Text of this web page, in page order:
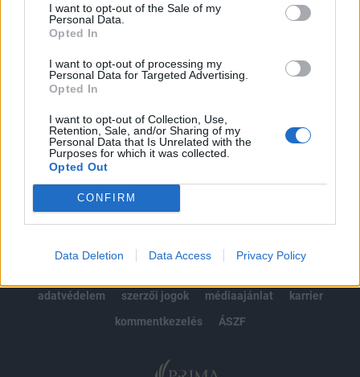
I want to opt-out of the Sale of my
Personal Data.
Opted In
I want to opt-out of processing my
Personal Data for Targeted Advertising.
Opted In
I want to opt-out of Collection, Use,
Retention, Sale, and/or Sharing of my
Personal Data that Is Unrelated with the
Purposes for which it was collected.
Opted Out
CONFIRM
Data Deletion Data Access Privacy Policy
kötéslistái
Előfizetés
MÁR ELŐFIZETŐNK VAGY?BEJELENTKEZÉS
adatvédelem
szerzői jogok médiaajánlat
karrier
kommentkezelés
ÁSZF